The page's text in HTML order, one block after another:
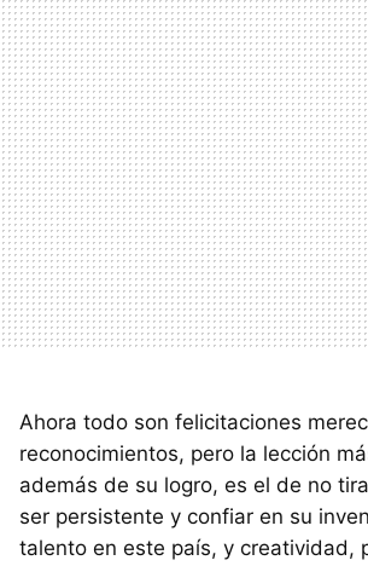
Ahora todo son felicitaciones
reconocimientos, pero la lección
además de su logro, es el de no
ser persistente y confiar en su
talento en este país, y creatividad,